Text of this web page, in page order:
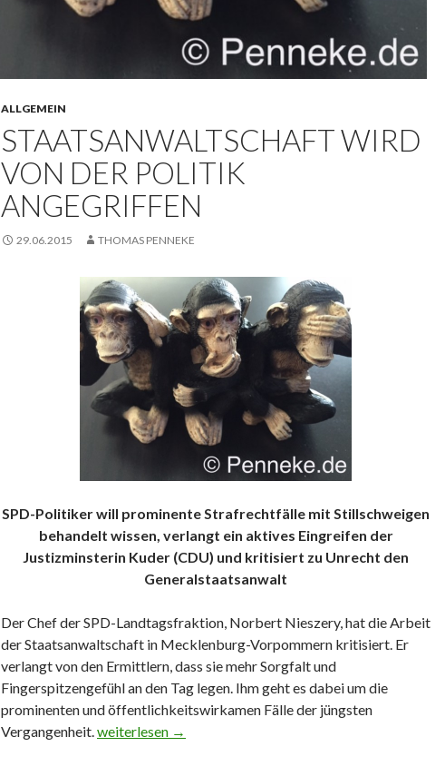
ALLGEMEIN
STAATSANWALTSCHAFT WIRD
VON DER POLITIK
ANGEGRIFFEN
29.06.2015 THOMAS PENNEKE
SPD-Politiker will prominente Strafrechtfälle mit Stillschweigen
behandelt wissen, verlangt ein aktives Eingreifen der
Justizminsterin Kuder (CDU) und kritisiert zu Unrecht den
Generalstaatsanwalt
Der Chef der SPD-Landtagsfraktion, Norbert Nieszery, hat die Arbeit
der Staatsanwaltschaft in Mecklenburg-Vorpommern kritisiert. Er
verlangt von den Ermittlern, dass sie mehr Sorgfalt und
Fingerspitzengefühl an den Tag legen. Ihm geht es dabei um die
prominenten und öffentlichkeitswirkamen Fälle der jüngsten
Vergangenheit.Staatsanwaltschaft wird von der Politik angegriffen
weiterlesen →